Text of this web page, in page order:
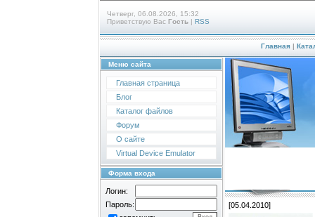
Четверг, 06.08.2026, 15:32
Приветствую Вас Гость | RSS
Главная|
Меню сайта
Главная страница
Блог
Каталог файлов
Форум
О сайте
Virtual Device Emulator
Форма входа
Логин:
Пароль:
[05.04.2010]